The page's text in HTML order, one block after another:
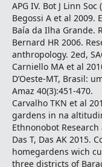
APG IV. Bot J Linn Soc
Begossi A et al 2009.
Baía da Ilha Grande.
Bernard HR 2006.
anthropology. 2ed,
Carniello MA et al
D’Oeste-MT, Brasil:
Amaz 40(3):451-470.
Carvalho TKN et al
gardens in na
Ethnonobot
Das T, Das AK 2015.
homegardens wich
three districts of